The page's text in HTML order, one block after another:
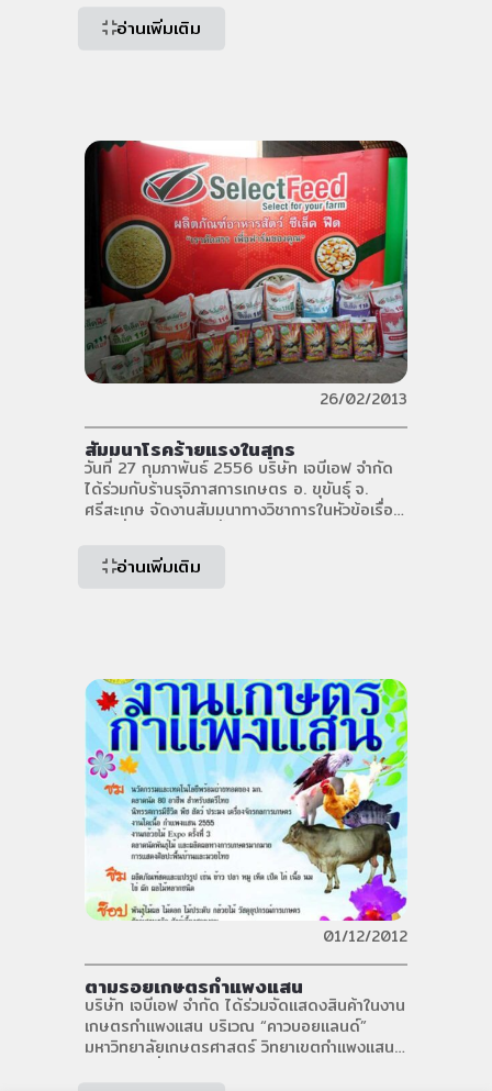
เหล่าผู้ผลิตและผู้จัดจำหน่ายสินค้าและเทคโนโลยี
สำหรับสัตว์ชั้นนำทั่วโลกมาไว้ในที่เดียว
อ่านเพิ่มเติม
26/02/2013
สัมมนาโรคร้ายแรงในสุกร
วันที่ 27 กุมภาพันธ์ 2556 บริษัท เจบีเอฟ จำกัด
ได้ร่วมกับร้านรุจิภาสการเกษตร อ. ขุขันธุ์ จ.
ศรีสะเกษ จัดงานสัมมนาทางวิชาการในหัวข้อเรื่อง
คำสอน มีผู้ให้ความสนใจมาลงทะเบียนเพื่อเข้าร่วม
ฟังสัมมนาในครั้งนี้มากถึง 146 ท่าน 6 / 8
อ่านเพิ่มเติม
01/12/2012
ตามรอยเกษตรกำแพงแสน
บริษัท เจบีเอฟ จำกัด ได้ร่วมจัดแสดงสินค้าในงาน
เกษตรกำแพงแสน บริเวณ “คาวบอยแลนด์”
มหาวิทยาลัยเกษตรศาสตร์ วิทยาเขตกำแพงแสน